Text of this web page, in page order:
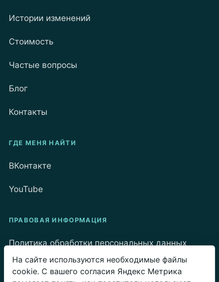
Истории изменений
Стоимость
Частые вопросы
Блог
Контакты
ГДЕ МЕНЯ НАЙТИ
ВКонтакте
YouTube
ПРАВОВАЯ ИНФОРМАЦИЯ
Политика обработки персональных данных
Политика Cookie
На сайте используются необходимые файлы
cookie. С вашего согласия Яндекс Метрика